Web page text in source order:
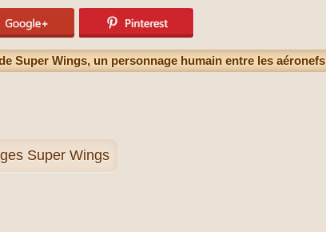
Super Wings, un personnage humain entre les aéronefs
Super Wings